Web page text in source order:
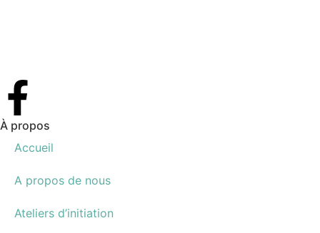
À propos
Accueil
A propos de nous
Ateliers d’initiation